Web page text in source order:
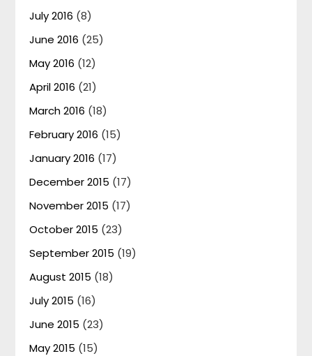
July 2016 (8)
June 2016 (25)
May 2016 (12)
April 2016 (21)
March 2016 (18)
February 2016 (15)
January 2016 (17)
December 2015 (17)
November 2015 (17)
October 2015 (23)
September 2015 (19)
August 2015 (18)
July 2015 (16)
June 2015 (23)
May 2015 (15)